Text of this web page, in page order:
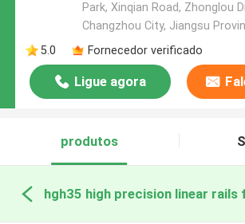
Park, Xinqian Road, Zhonglou
Changzhou City, Jiangsu
5.0
Fornecedor verificado
Ligue agora
produtos